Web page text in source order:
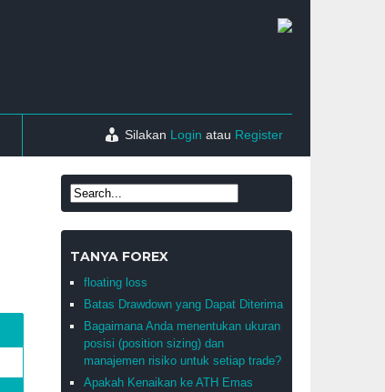
Silakan Login atau Register
TANYA FOREX
floating loss
Batas Drawdown yang Dapat Diterima
Bagaimana Anda menentukan ukuran
posisi (position sizing) dan
manajemen risiko untuk setiap trade?
Apakah Kenaikan ke ATH Emas